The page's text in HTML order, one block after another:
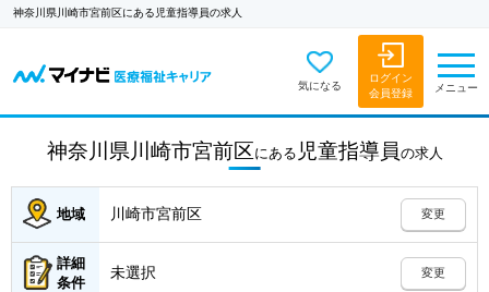
神奈川県川崎市宮前区にある児童指導員の求人
気になる
ログイン
会員登録
メニュー
神奈川県川崎市宮前区にある 児童指導員の求人
地域 川崎市宮前区 変更
詳細
条件
未選択 変更